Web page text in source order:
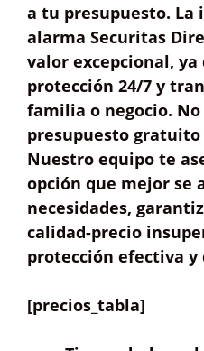
a tu presupuesto. La
alarma Securitas
valor excepcional,
protección 24/7 y
familia o negocio.
presupuesto gratuito
Nuestro equipo te
opción que mejor se
necesidades,
calidad-precio
protección efectiva y
[precios_tabla]